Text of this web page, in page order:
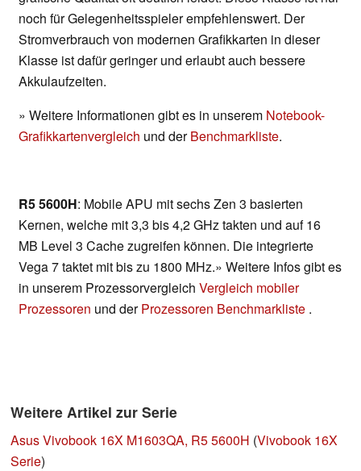
noch für Gelegenheitsspieler empfehlenswert. Der
Stromverbrauch von modernen Grafikkarten in dieser
Klasse ist dafür geringer und erlaubt auch bessere
Akkulaufzeiten.
» Weitere Informationen gibt es in unserem Notebook-
Grafikkartenvergleich und derBenchmarkliste.
R5 5600H: Mobile APU mit sechs Zen 3 basierten
Kernen, welche mit 3,3 bis 4,2 GHz takten und auf 16
MB Level 3 Cache zugreifen können. Die integrierte
Vega 7 taktet mit bis zu 1800 MHz.» Weitere Infos gibt es
in unserem Prozessorvergleich Vergleich mobiler
Prozessoren und derProzessoren Benchmarkliste .
Weitere Artikel zur Serie
Asus Vivobook 16X M1603QA, R5 5600H (Vivobook 16X
Serie)